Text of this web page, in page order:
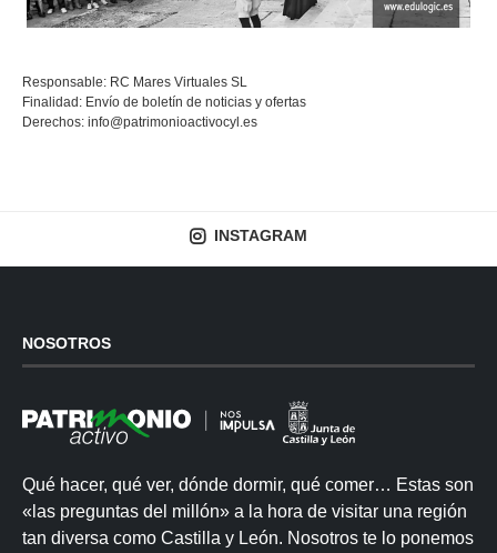
Responsable: RC Mares Virtuales SL
Finalidad: Envío de boletín de noticias y ofertas
Derechos: info@patrimonioactivocyl.es
INSTAGRAM
NOSOTROS
Qué hacer, qué ver, dónde dormir, qué comer… Estas son
«las preguntas del millón» a la hora de visitar una región
tan diversa como Castilla y León. Nosotros te lo ponemos